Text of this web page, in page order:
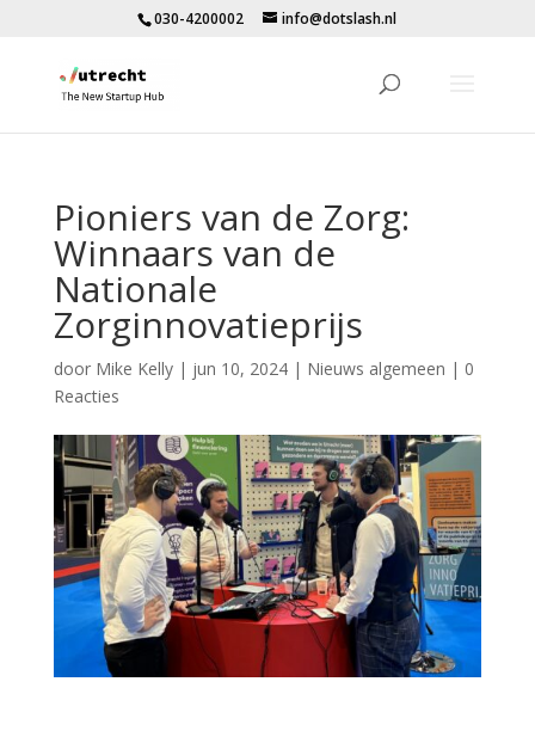
030-4200002 info@dotslash.nl
Pioniers van de Zorg:
Winnaars van de
Nationale
Zorginnovatieprijs
door Mike Kelly| jun 10, 2024| Nieuws algemeen | 0
Reacties